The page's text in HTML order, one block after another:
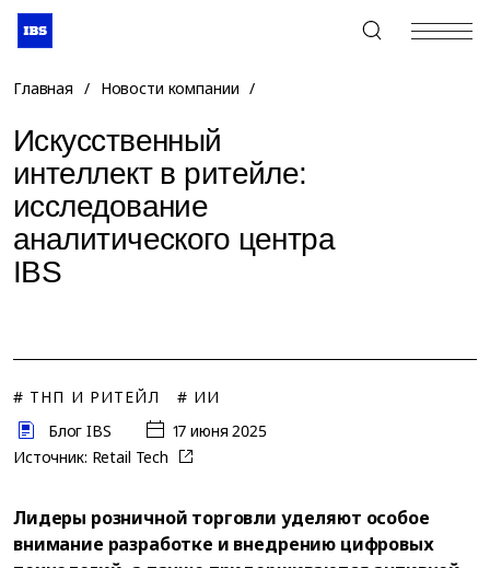
+7 (495) 967-80-80
Главная / Новости компании /
Искусственный
интеллект в ритейле:
исследование
аналитического центра
IBS
# ТНП И РИТЕЙЛ
# ИИ
Блог IBS
17 июня 2025
Источник: Retail Tech
Лидеры розничной торговли уделяют особое
внимание разработке и внедрению цифровых